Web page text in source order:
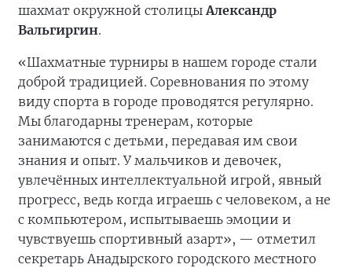
шахмат окружной столицыАлександр
Вальгиргин.
«Шахматные турниры в нашем городе стали
доброй традицией. Соревнования по этому
виду спорта в городе проводятся регулярно.
Мы благодарны тренерам, которые
занимаются с детьми, передавая им свои
знания и опыт. У мальчиков и девочек,
увлечённых интеллектуальной игрой, явный
прогресс, ведь когда играешь с человеком, а не
с компьютером, испытываешь эмоции и
чувствуешь спортивный азарт», — отметил
секретарь Анадырского городского местного